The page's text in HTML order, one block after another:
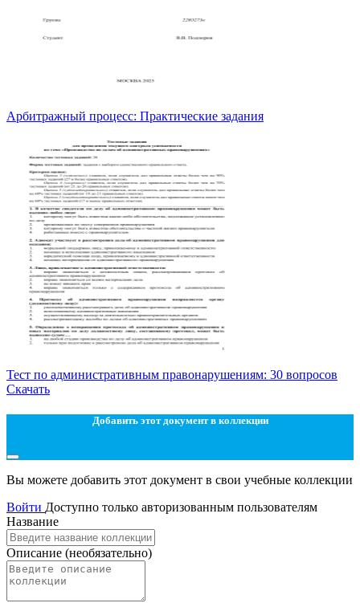
Арбитражный процесс: Практические задания
Тест по административным правонарушениям: 30 вопросов
Скачать
Добавить этот документ в коллекции
Вы можете добавить этот документ в свои учебные коллекции
Войти Доступно только авторизованным пользователям
Название
Описание (необязательно)